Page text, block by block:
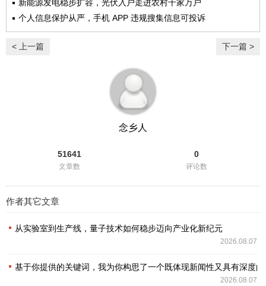
新能源发电稳步扩容，光伏入户走进农村千家万户
个人信息保护从严，手机 APP 违规搜集信息可投诉
< 上一篇 下一篇 >
念乡人
51641
文章数
0
评论数
作者其它文章
从实验室到生产线，量子技术如何稳步迈向产业化新纪元
2026.08.07
基于你提供的关键词，我为你构思了一个既体现新闻性又具有深度
2026.08.07